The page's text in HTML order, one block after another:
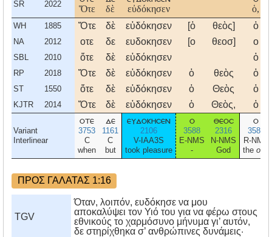
SR 2022 Ὅτε δὲ εὐδόκησεν ὁ,
WH 1885 Ὅτε δὲ εὐδόκησεν [ὁ θεὸς] ὁ
NA 2012 οτε δε ευδοκησεν [ο θεοσ] ο
SBL 2010 ὅτε δὲ εὐδόκησεν ὁ
RP 2018 Ὅτε δὲ εὐδόκησεν ὁ θεὸς ὁ
ST 1550 ὅτε δὲ εὐδόκησεν ὁ Θεὸς ὁ
KJTR 2014 Ὅτε δὲ εὐδόκησεν ὁ Θεὸς, ὁ
Variant
Interlinear
οτε
3753
C
when
δε
1161
C
but
ευδοκησεν
2106
V-IAA3S
took pleasure
ο
3588
E-NMS
-
θεοσ
2316
N-NMS
God
ο
3588
R-NMS
the one
ΠΡΟΣ ΓΑΛΑΤΑΣ 1:16
TGV
Όταν, λοιπόν, ευδόκησε να μου
αποκαλύψει τον Υιό του για να φέρω στους
εθνικούς το χαρμόσυνο μήνυμα γι’ αυτόν,
δε στηρίχθηκα σ’ ανθρώπινες δυνάμεις·